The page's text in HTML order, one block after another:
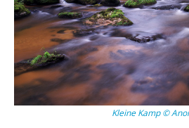
Kleine Kamp ©